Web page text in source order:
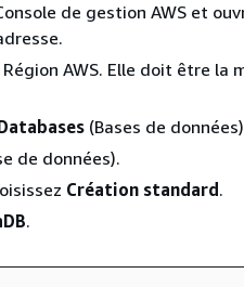
de gestion AWS et
AWS. Elle doit être la
(Bases de
de données).
Création standard .
.